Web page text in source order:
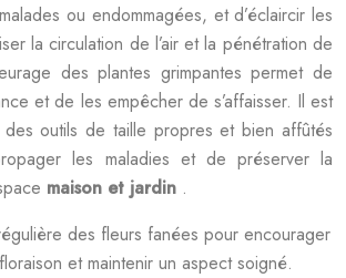
ou endommagées, et d’éclaircir les
la circulation de l’air et la pénétration de
des plantes grimpantes permet de
et de les empêcher de s’affaisser. Il est
des outils de taille propres et bien affûtés
les maladies et de préserver la
maison et jardin .
des fleurs fanées pour encourager
et maintenir un aspect soigné.